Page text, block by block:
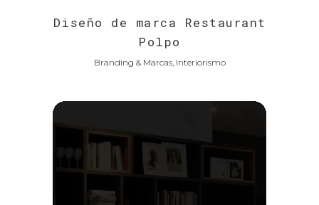
Diseño de marca Restaurant
Polpo
Branding & Marcas, Interiorismo